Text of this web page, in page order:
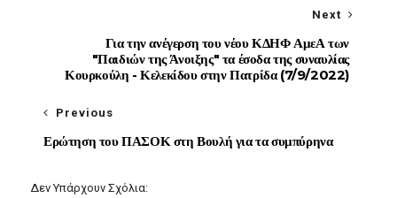
Next
Για την ανέγερση του νέου ΚΔΗΦ ΑμεΑ των
"Παιδιών της Άνοιξης" τα έσοδα της συναυλίας
Κουρκούλη - Κελεκίδου στην Πατρίδα (7/9/2022)
Previous
Ερώτηση του ΠΑΣΟΚ στη Βουλή για τα συμπύρηνα
Δεν Υπάρχουν Σχόλια: